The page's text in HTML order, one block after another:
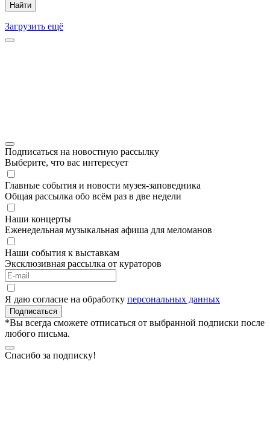
Найти
Загрузить ещё
Подписаться на новостную рассылку
Выберите, что вас интересует
Главные события и новости музея-заповедника
Общая рассылка обо всём раз в две недели
Наши концерты
Еженедельная музыкальная афиша для меломанов
Наши события к выставкам
Эксклюзивная рассылка от кураторов
Я даю согласие на обработку персональных данных
Подписаться
*Вы всегда сможете отписаться от выбранной подписки после
любого письма.
Спасибо за подписку!